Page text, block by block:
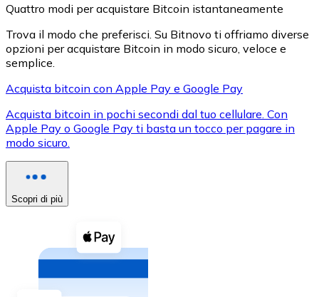
XRP
XRP
Vedi tutto
Buoni cripto
Acquista criptovalute in contanti e altri mezzi di
Acquista con contanti
Quattro modi per acquistare Bitcoin istantaneamente
Trova il modo che preferisci. Su Bitnovo ti offriamo diverse
opzioni per acquistare Bitcoin in modo sicuro, veloce e
semplice.
Acquista bitcoin con Apple Pay e Google Pay
Acquista bitcoin in pochi secondi dal tuo cellulare. Con
Apple Pay o Google Pay ti basta un tocco per pagare in
modo sicuro.
Scopri di più